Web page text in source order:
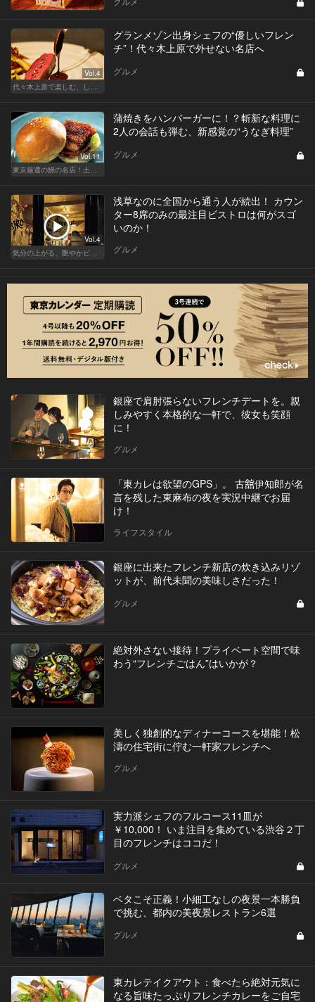
Vol.4
代々木上原で楽しむ、しっとり大人デート
グランメゾン出身シェフの“優しいフレン
チ”！代々木上原で外せない名店へ
グルメ
Vol.11
東京厳選の鰻の名店！土用の丑の日じゃなくても行きたい
蒲焼きをハンバーガーに！？斬新な料理に
2人の会話も弾む、新感覚の“うなぎ料理”
グルメ
Vol.4
気分の上がる、艶やかビストロ
浅草なのに全国から通う人が続出！ カウン
ター8席のみの最注目ビストロは何がスゴ
いのか！
グルメ
銀座で肩肘張らないフレンチデートを。親
しみやすく本格的な一軒で、彼女も笑顔
に！
グルメ
「東カレは欲望のGPS」。 古舘伊知郎が名
言を残した東麻布の夜を実況中継でお届
け！
ライフスタイル
銀座に出来たフレンチ新店の炊き込みリゾ
ットが、前代未聞の美味しさだった！
グルメ
絶対外さない接待！プライベート空間で味
わう“フレンチごはん”はいかが？
美しく独創的なディナーコースを堪能！松
濤の住宅街に佇む一軒家フレンチへ
グルメ
実力派シェフのフルコース11皿が
￥10,000！ いま注目を集めている渋谷２丁
目のフレンチはココだ！
グルメ
ベタこそ正義！小細工なしの夜景一本勝負
で挑む、都内の美夜景レストラン6選
グルメ
東カレテイクアウト：食べたら絶対元気に
なる旨味たっぷりフレンチカレーをご自宅